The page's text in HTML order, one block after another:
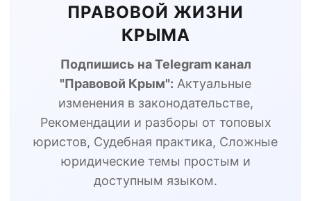
ПРАВОВОЙ ЖИЗНИ
КРЫМА
Подпишись на Telegram канал
"Правовой Крым": Актуальные
изменения в законодательстве,
Рекомендации и разборы от топовых
юристов, Судебная практика, Сложные
юридические темы простым и
доступным языком.